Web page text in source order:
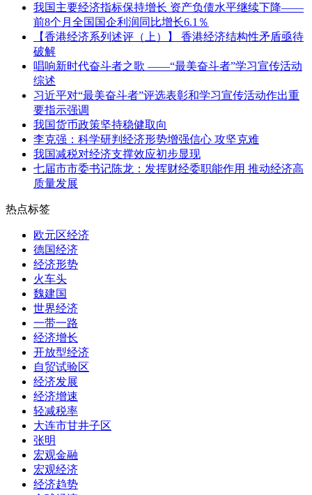
我国主要经济指标保持增长 资产负债水平继续下降——
前8个月全国国企利润同比增长6.1％
【香港经济系列述评（上）】 香港经济结构性矛盾亟待
破解
唱响新时代奋斗者之歌 ——“最美奋斗者”学习宣传活动
综述
习近平对“最美奋斗者”评选表彰和学习宣传活动作出重
要指示强调
我国货币政策坚持稳健取向
李克强：科学研判经济形势增强信心 攻坚克难
我国减税对经济支撑效应初步显现
七届市市委书记陈龙：发挥财经委职能作用 推动经济高
质量发展
热点标签
欧元区经济
德国经济
经济形势
火车头
魏建国
世界经济
一带一路
经济增长
开放型经济
自贸试验区
经济发展
经济增速
轻减税率
大连市甘井子区
张明
宏观金融
宏观经济
经济趋势